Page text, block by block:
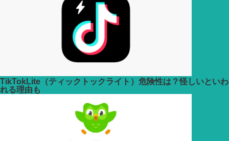
TikTokLite（ティックトックライト）危険性は？怪しいといわ
れる理由も